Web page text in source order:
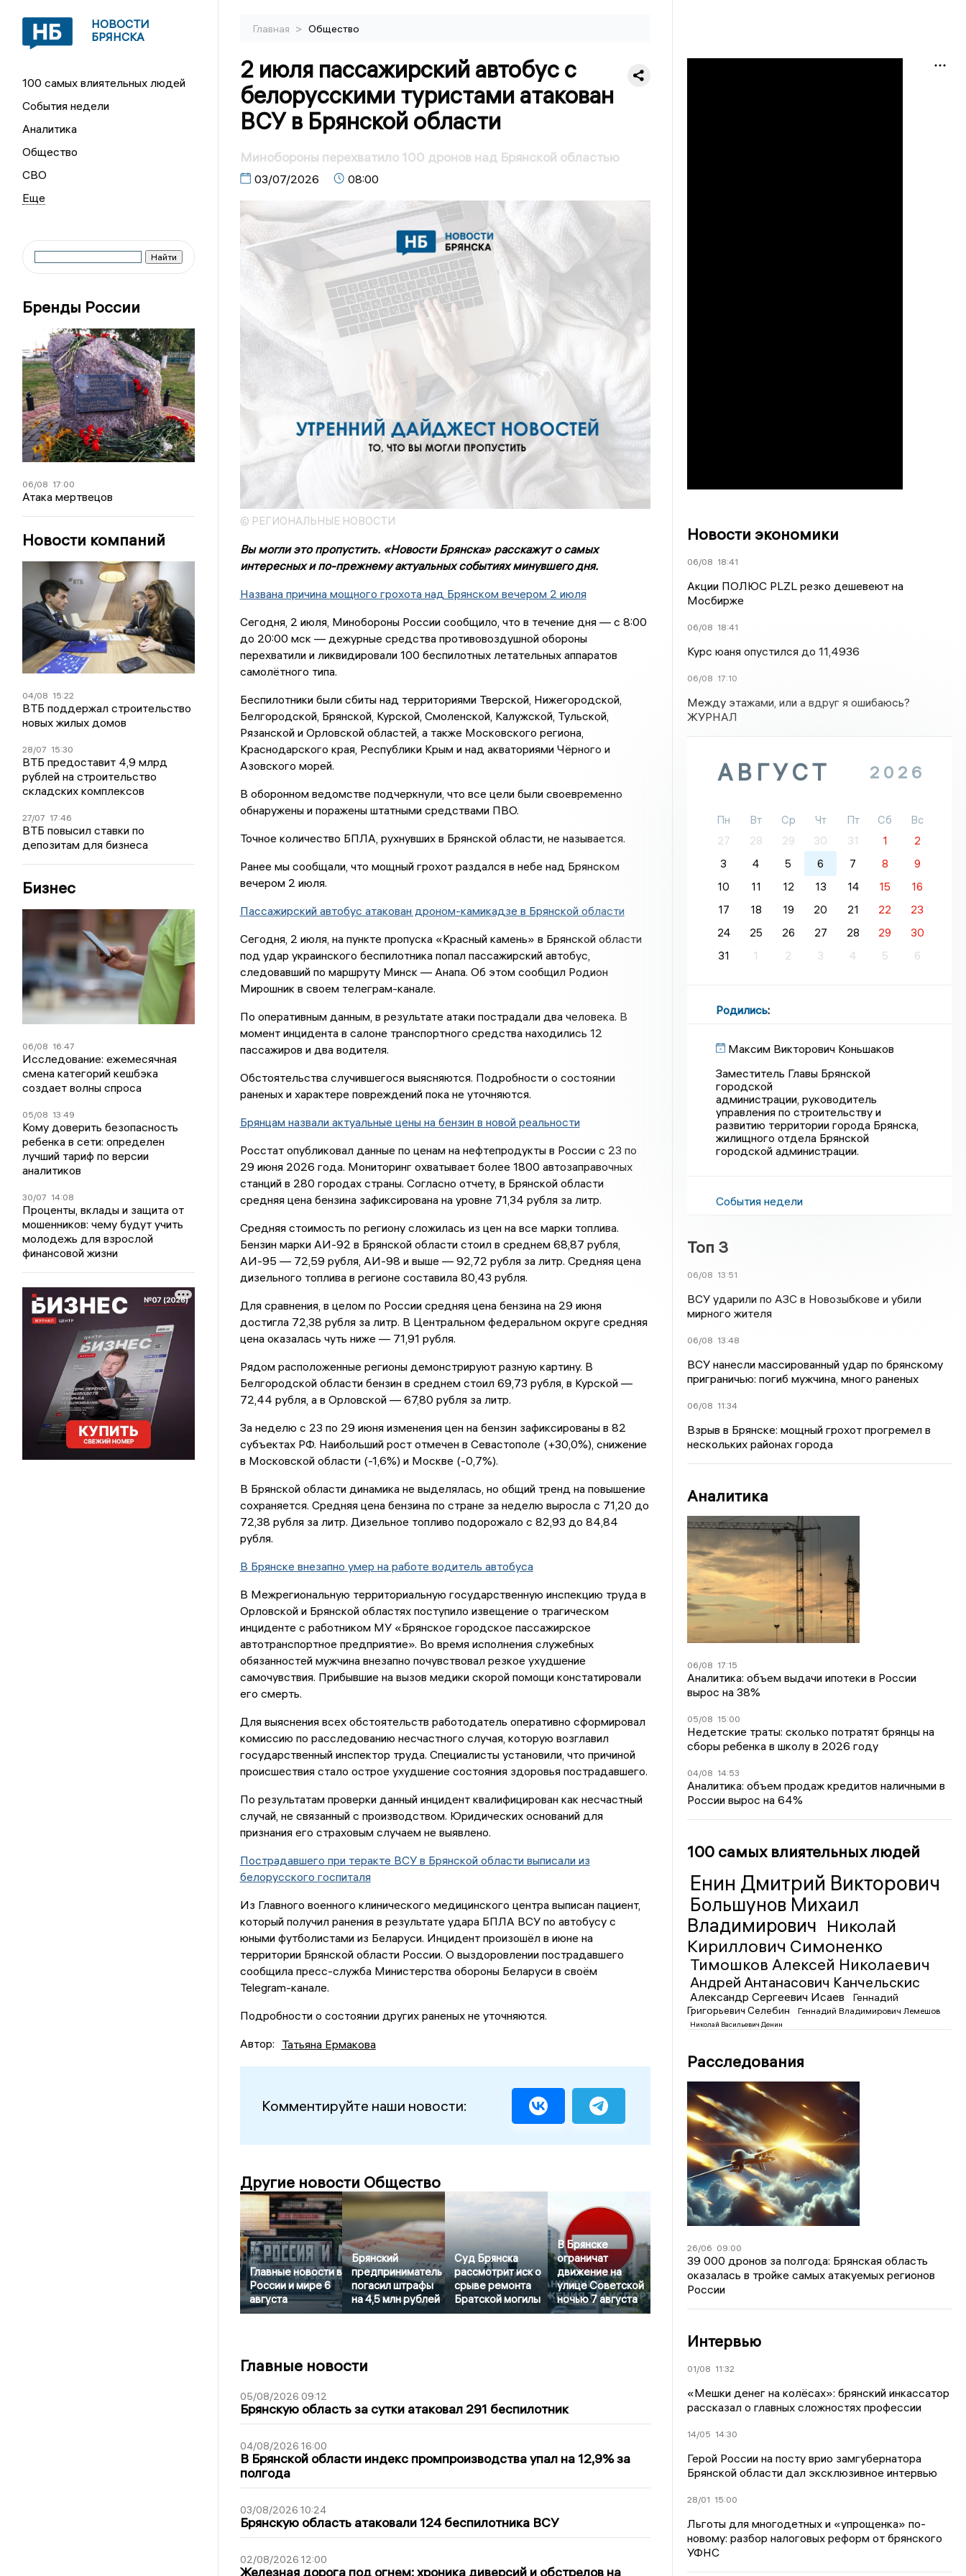
НОВОСТИ
БРЯНСКА
100 самых влиятельных людей
События недели
Аналитика
Общество
СВО
Бренды России
06/08 17:00
Атака мертвецов
Новости компаний
04/08 15:22
ВТБ поддержал строительство
новых жилых домов
28/07 15:30
ВТБ предоставит 4,9 млрд
рублей на строительство
складских комплексов
27/07 17:46
ВТБ повысил ставки по
депозитам для бизнеса
Бизнес
06/08 16:47
Исследование: ежемесячная
смена категорий кешбэка
создает волны спроса
05/08 13:49
Кому доверить безопасность
ребенка в сети: определен
лучший тариф по версии
аналитиков
30/07 14:08
Проценты, вклады и защита от
мошенников: чему будут учить
молодежь для взрослой
финансовой жизни
Главная > Общество
2 июля пассажирский автобус с
белорусскими туристами атакован
ВСУ в Брянской области
Минобороны перехватило 100 дронов над Брянской областью
03/07/2026 08:00
© РЕГИОНАЛЬНЫЕ НОВОСТИ
Вы могли это пропустить. «Новости Брянска» расскажут о самых
интересных и по-прежнему актуальных событиях минувшего дня.
Названа причина мощного грохота над Брянском вечером 2 июля
Сегодня, 2 июля, Минобороны России сообщило, что в течение дня — с 8:00
до 20:00 мск — дежурные средства противовоздушной обороны
перехватили и ликвидировали 100 беспилотных летательных аппаратов
самолётного типа.
Беспилотники были сбиты над территориями Тверской, Нижегородской,
Белгородской, Брянской, Курской, Смоленской, Калужской, Тульской,
Рязанской и Орловской областей, а также Московского региона,
Краснодарского края, Республики Крым и над акваториями Чёрного и
Азовского морей.
В оборонном ведомстве подчеркнули, что все цели были своевременно
обнаружены и поражены штатными средствами ПВО.
Точное количество БПЛА, рухнувших в Брянской области, не называется.
Ранее мы сообщали, что мощный грохот раздался в небе над Брянском
вечером 2 июля.
Пассажирский автобус атакован дроном-камикадзе в Брянской области
Сегодня, 2 июля, на пункте пропуска «Красный камень» в Брянской области
под удар украинского беспилотника попал пассажирский автобус,
следовавший по маршруту Минск — Анапа. Об этом сообщил Родион
Мирошник в своем телеграм-канале.
По оперативным данным, в результате атаки пострадали два человека. В
момент инцидента в салоне транспортного средства находились 12
пассажиров и два водителя.
Обстоятельства случившегося выясняются. Подробности о состоянии
раненых и характере повреждений пока не уточняются.
Брянцам назвали актуальные цены на бензин в новой реальности
Росстат опубликовал данные по ценам на нефтепродукты в России с 23 по
29 июня 2026 года. Мониторинг охватывает более 1800 автозаправочных
станций в 280 городах страны. Согласно отчету, в Брянской области
средняя цена бензина зафиксирована на уровне 71,34 рубля за литр.
Средняя стоимость по региону сложилась из цен на все марки топлива.
Бензин марки АИ-92 в Брянской области стоил в среднем 68,87 рубля,
АИ-95 — 72,59 рубля, АИ-98 и выше — 92,72 рубля за литр. Средняя цена
дизельного топлива в регионе составила 80,43 рубля.
Для сравнения, в целом по России средняя цена бензина на 29 июня
достигла 72,38 рубля за литр. В Центральном федеральном округе средняя
цена оказалась чуть ниже — 71,91 рубля.
Рядом расположенные регионы демонстрируют разную картину. В
Белгородской области бензин в среднем стоил 69,73 рубля, в Курской —
72,44 рубля, а в Орловской — 67,80 рубля за литр.
За неделю с 23 по 29 июня изменения цен на бензин зафиксированы в 82
субъектах РФ. Наибольший рост отмечен в Севастополе (+30,0%), снижение
в Московской области (-1,6%) и Москве (-0,7%).
В Брянской области динамика не выделялась, но общий тренд на повышение
сохраняется. Средняя цена бензина по стране за неделю выросла с 71,20 до
72,38 рубля за литр. Дизельное топливо подорожало с 82,93 до 84,84
рубля.
В Брянске внезапно умер на работе водитель автобуса
В Межрегиональную территориальную государственную инспекцию труда в
Орловской и Брянской областях поступило извещение о трагическом
инциденте с работником МУ «Брянское городское пассажирское
автотранспортное предприятие». Во время исполнения служебных
обязанностей мужчина внезапно почувствовал резкое ухудшение
самочувствия. Прибывшие на вызов медики скорой помощи констатировали
его смерть.
Для выяснения всех обстоятельств работодатель оперативно сформировал
комиссию по расследованию несчастного случая, которую возглавил
государственный инспектор труда. Специалисты установили, что причиной
происшествия стало острое ухудшение состояния здоровья пострадавшего.
По результатам проверки данный инцидент квалифицирован как несчастный
случай, не связанный с производством. Юридических оснований для
признания его страховым случаем не выявлено.
Пострадавшего при теракте ВСУ в Брянской области выписали из
белорусского госпиталя
Из Главного военного клинического медицинского центра выписан пациент,
который получил ранения в результате удара БПЛА ВСУ по автобусу с
юными футболистами из Беларуси. Инцидент произошёл в июне на
территории Брянской области России. О выздоровлении пострадавшего
сообщила пресс-служба Министерства обороны Беларуси в своём
Telegram-канале.
Подробности о состоянии других раненых не уточняются.
Автор: Татьяна Ермакова
Комментируйте наши новости:
Другие новости Общество
Главные новости в
России и мире 6
августа
Брянский
предприниматель
погасил штрафы
на 4,5 млн рублей
Суд Брянска
рассмотрит иск о
срыве ремонта
Братской могилы
В Брянске
ограничат
движение на
улице Советской
ночью 7 августа
Главные новости
05/08/2026 09:12
Брянскую область за сутки атаковал 291 беспилотник
04/08/2026 16:00
В Брянской области индекс промпроизводства упал на 12,9% за
полгода
03/08/2026 10:24
Брянскую область атаковали 124 беспилотника ВСУ
02/08/2026 12:00
Железная дорога под огнем: хроника диверсий и обстрелов на
Новости экономики
06/08 18:41
Акции ПОЛЮС PLZL резко дешевеют на
Мосбирже
06/08 18:41
Курс юаня опустился до 11,4936
06/08 17:10
Между этажами, или а вдруг я ошибаюсь?
ЖУРНАЛ
АВГУСТ 2026
Пн Вт Ср Чт Пт Сб
Вс
27
28 29 30 31 1
2
3
4 5 6 7 8
9
10
11 12 13 14 15
16
17
18 19 20 21 22
23
24
25 26 27 28 29
30
31
1 2 3 4 5 6
Родились:
Максим Викторович Коньшаков
Заместитель Главы Брянской
городской
администрации, руководитель
управления по строительству и
развитию территории города Брянска,
жилищного отдела Брянской
городской администрации.
События недели
Топ 3
06/08 13:51
ВСУ ударили по АЗС в Новозыбкове и убили
мирного жителя
06/08 13:48
ВСУ нанесли массированный удар по брянскому
приграничью: погиб мужчина, много раненых
06/08 11:34
Взрыв в Брянске: мощный грохот прогремел в
нескольких районах города
Аналитика
06/08 17:15
Аналитика: объем выдачи ипотеки в России
вырос на 38%
05/08 15:00
Недетские траты: сколько потратят брянцы на
сборы ребенка в школу в 2026 году
04/08 14:53
Аналитика: объем продаж кредитов наличными в
России вырос на 64%
100 самых влиятельных людей
Енин Дмитрий Викторович
Большунов Михаил
Владимирович Николай
Кириллович Симоненко
Тимошков Алексей Николаевич
Андрей Антанасович Канчельскис
Александр Сергеевич Исаев
Геннадий
Григорьевич Селебин
Геннадий Владимирович Лемешов
Николай Васильевич Денин
Расследования
26/06 09:00
39 000 дронов за полгода: Брянская область
оказалась в тройке самых атакуемых регионов
России
Интервью
01/08 11:32
«Мешки денег на колёсах»: брянский инкассатор
рассказал о главных сложностях профессии
14/05 14:30
Герой России на посту врио замгубернатора
Брянской области дал эксклюзивное интервью
28/01 15:00
Льготы для многодетных и «упрощенка» по-
новому: разбор налоговых реформ от брянского
УФНС